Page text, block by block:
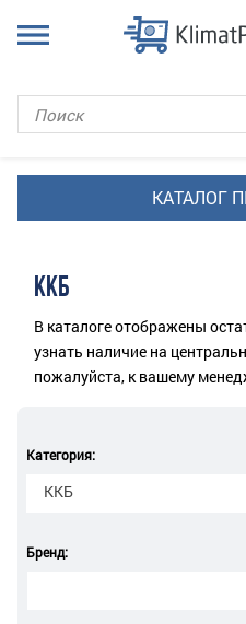
ККБ
В каталоге отображены
узнать наличие на
пожалуйста, к вашему
Категория:
ККБ
Бренд: